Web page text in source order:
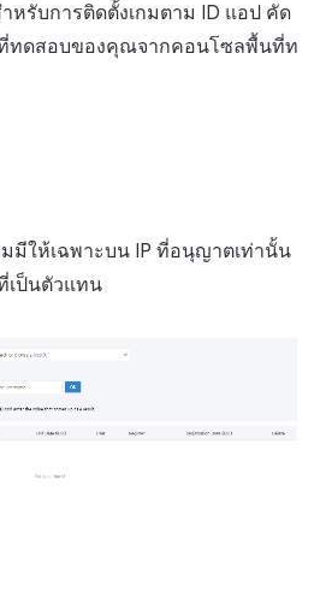
หรับการติดตั้งเกมตาม ID แอป คัด
ทดสอบของคุณจากคอนโซลพื้นที่ท
มีให้เฉพาะบน IP ที่อนุญาตเท่านั้น
เป็นตัวแทน